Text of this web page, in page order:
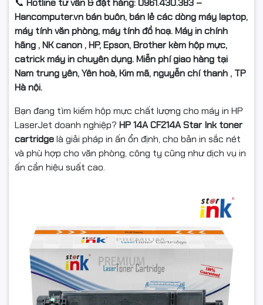
📞 Hotline tư vấn & đặt hàng: 0961.430.383 –
Hancomputer.vn bán buôn, bán lẻ các dòng máy laptop,
máy tính văn phòng, máy tính đồ hoạ. Máy in chính
hãng , NK canon , HP, Epson, Brother kèm hộp mực,
catrick máy in chuyên dụng. Miễn phí giao hàng tại
Nam trung yên, Yên hoà, Kim mã, nguyễn chí thanh , TP
Hà nội.
Bạn đang tìm kiếm hộp mực chất lượng cho máy in HP
LaserJet doanh nghiệp? HP 14A CF214A Star Ink toner
cartridgelà giải pháp in ấn ổn định, cho bản in sắc nét
và phù hợp cho văn phòng, công ty cũng như dịch vụ in
ấn cần hiệu suất cao.